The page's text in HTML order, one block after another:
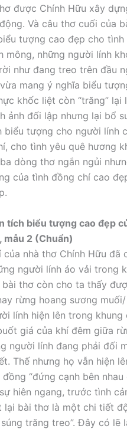
được Chính Hữu xây
Và câu thơ cuối của
tượng cao đẹp cho tình
mông, những người lính
như đang treo trên đầu
mang ý nghĩa biểu
khốc liệt còn “trăng”
ảnh đối lập nhưng lại bổ
biểu tượng cho người lính
cho tình yêu quê hương
dòng thơ ngắn ngủi
của tình đồng chí cao
tích biểu tượng cao đẹp
mẫu 2 (Chuẩn)
nhà thơ Chính Hữu
người lính áo vải trong
thơ còn cho ta thấy
rừng hoang sương
lính hiện lên trong khung
giá của khí đêm giữa
người lính đang phải đối
Thế nhưng họ vẫn hiện
“đứng cạnh bên
hiên ngang, trước tình
lại bài thơ là một chi tiết
súng trăng treo”. Đây có